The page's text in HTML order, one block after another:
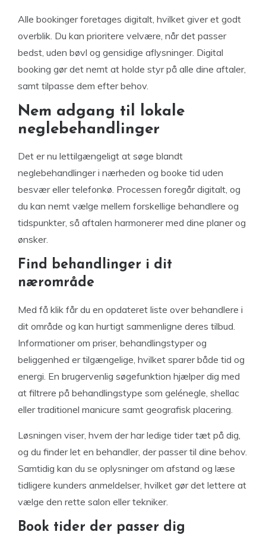
Alle bookinger foretages digitalt, hvilket giver et godt
overblik. Du kan prioritere velvære, når det passer
bedst, uden bøvl og gensidige aflysninger. Digital
booking gør det nemt at holde styr på alle dine aftaler,
samt tilpasse dem efter behov.
Nem adgang til lokale
neglebehandlinger
Det er nu lettilgængeligt at søge blandt
neglebehandlinger i nærheden og booke tid uden
besvær eller telefonkø. Processen foregår digitalt, og
du kan nemt vælge mellem forskellige behandlere og
tidspunkter, så aftalen harmonerer med dine planer og
ønsker.
Find behandlinger i dit
nærområde
Med få klik får du en opdateret liste over behandlere i
dit område og kan hurtigt sammenligne deres tilbud.
Informationer om priser, behandlingstyper og
beliggenhed er tilgængelige, hvilket sparer både tid og
energi. En brugervenlig søgefunktion hjælper dig med
at filtrere på behandlingstype som gelénegle, shellac
eller traditionel manicure samt geografisk placering.
Løsningen viser, hvem der har ledige tider tæt på dig,
og du finder let en behandler, der passer til dine behov.
Samtidig kan du se oplysninger om afstand og læse
tidligere kunders anmeldelser, hvilket gør det lettere at
vælge den rette salon eller tekniker.
Book tider der passer dig